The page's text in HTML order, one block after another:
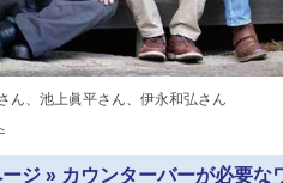
ん、池上眞平さん、伊永和弘さん
ジ » カウンターバーが必要な